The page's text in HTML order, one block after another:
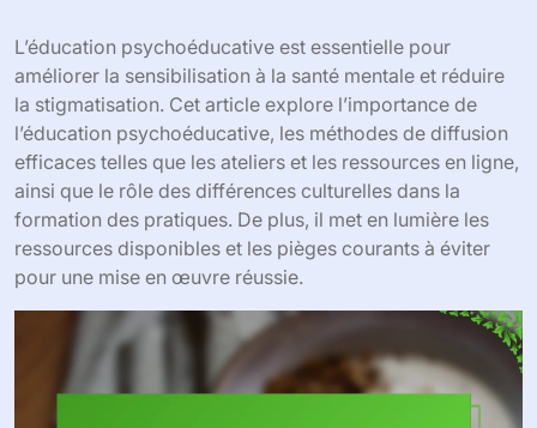
L’éducation psychoéducative est essentielle pour
améliorer la sensibilisation à la santé mentale et réduire
la stigmatisation. Cet article explore l’importance de
l’éducation psychoéducative, les méthodes de diffusion
efficaces telles que les ateliers et les ressources en ligne,
ainsi que le rôle des différences culturelles dans la
formation des pratiques. De plus, il met en lumière les
ressources disponibles et les pièges courants à éviter
pour une mise en œuvre réussie.